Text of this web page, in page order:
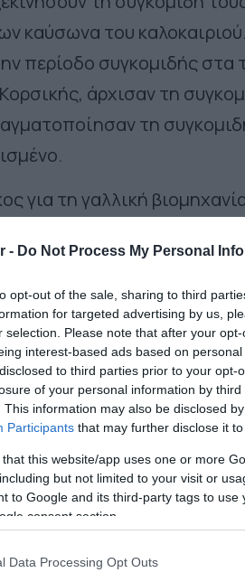
- Do Not Process My Personal
opt-out of the sale, sharing to third
for targeted advertising by us,
selection. Please note that after your
interest-based ads based on
to third parties prior to your opt-
of your personal information by third
This information may also be disclosed
Participants that may further disclose it
that this website/app uses one or more
but not limited to your visit or
to Google and its third-party tags to
consent section.
Data Processing Opt Outs
καύσωνα του
περίοδο συγκομιδής στα
άρχισαν τη
τη
για τη γαλλική
Οίνου και
πολύ νωρίς στις
να αναπτυχθούν».
επίσης την οξύτητα του
ο Audeguin. «Έτσι, όλη η
προκαλούν οι
μακριά στο έδαφος με τις
έχουν στεγνώσει εντελώς,
τα φύλλα του και τα